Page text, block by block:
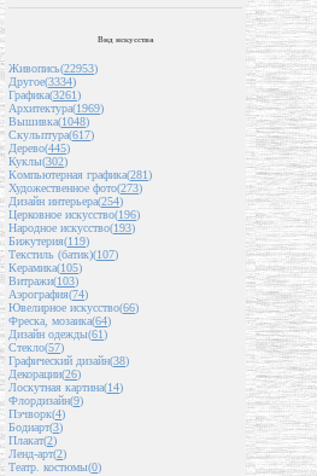
Вид искусства
Живопись(22953)
Другое(3334)
Графика(3261)
Архитектура(1969)
Вышивка(1048)
Скульптура(617)
Дерево(445)
Куклы(302)
Компьютерная графика(281)
Художественное фото(273)
Дизайн интерьера(254)
Церковное искусство(196)
Народное искусство(193)
Бижутерия(119)
Текстиль (батик)(107)
Керамика(105)
Витражи(103)
Аэрография(74)
Ювелирное искусство(66)
Фреска, мозаика(64)
Дизайн одежды(61)
Стекло(57)
Графический дизайн(38)
Декорации(26)
Лоскутная картина(14)
Флордизайн(9)
Пэчворк(4)
Бодиарт(3)
Плакат(2)
Ленд-арт(2)
Театр. костюмы(0)